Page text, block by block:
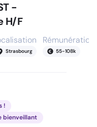
-
H/F
Strasbourg
Rémunération
55-108k
!
bienveillant